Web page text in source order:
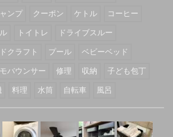
ンプ クーポン ケトル
コーヒー
トイトレ
ドライブスルー
クラフト プール
ベビーベッド
バウンサー 修理 収納
子ども包丁
料理 水筒 自転車 風呂